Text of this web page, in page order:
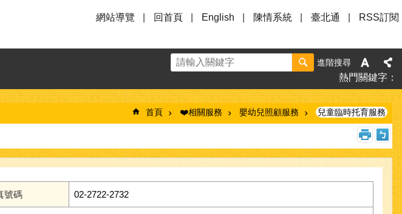
網站導覽
回首頁 English 陳情系統 臺北通 RSS訂閱
進階搜尋
熱門關鍵字
首頁 ❤️相關服務 嬰幼兒照顧服務 兒童臨時托育服務
號碼 02-2722-2732